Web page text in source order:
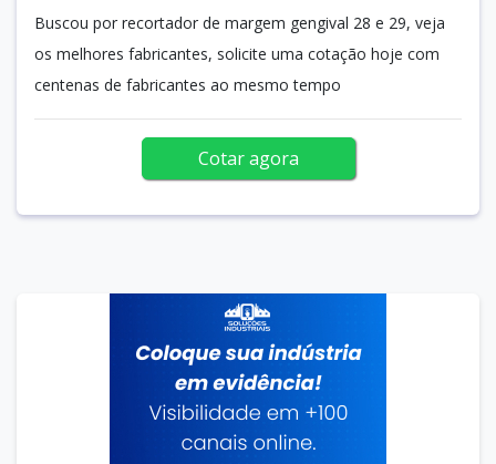
Buscou por recortador de margem gengival 28 e 29, veja
os melhores fabricantes, solicite uma cotação hoje com
centenas de fabricantes ao mesmo tempo
Cotar agora